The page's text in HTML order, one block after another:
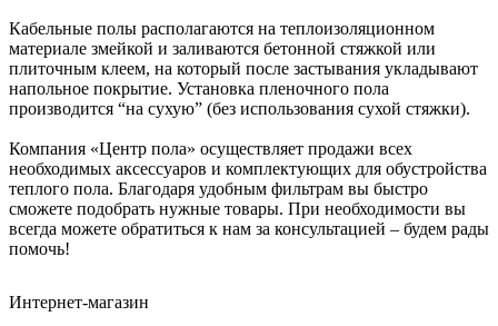
Кабельные полы располагаются на теплоизоляционном
материале змейкой и заливаются бетонной стяжкой или
плиточным клеем, на который после застывания укладывают
напольное покрытие. Установка пленочного пола
производится “на сухую” (без использования сухой стяжки).
Компания «Центр пола» осуществляет продажи всех
необходимых аксессуаров и комплектующих для обустройства
теплого пола. Благодаря удобным фильтрам вы быстро
сможете подобрать нужные товары. При необходимости вы
всегда можете обратиться к нам за консультацией – будем рады
помочь!
Интернет-магазин